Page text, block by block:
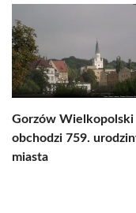
Gorzów Wielkopolski
obchodzi 759.
miasta